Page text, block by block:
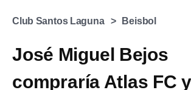
Club Santos Laguna Beisbol
José Miguel Bejos
compraría Atlas FC